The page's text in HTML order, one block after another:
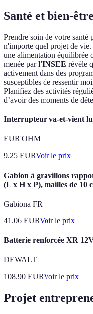
Santé et bien-être
Prendre soin de votre santé
n'importe quel projet de
une alimentation équilibrée
menée parl'INSEE révèle
activement dans des
susceptibles de ressentir
Planifiez des activités
d’avoir des moments de
Interrupteur va-et-vient
EUR'OHM
9.25 EURVoir le prix
Gabion à gravillons
(L x H x P), mailles de 10
Gabiona FR
41.06 EURVoir le prix
Batterie renforcée XR
DEWALT
108.90 EURVoir le prix
Projet